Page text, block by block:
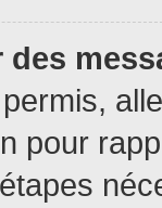
permis,
pour